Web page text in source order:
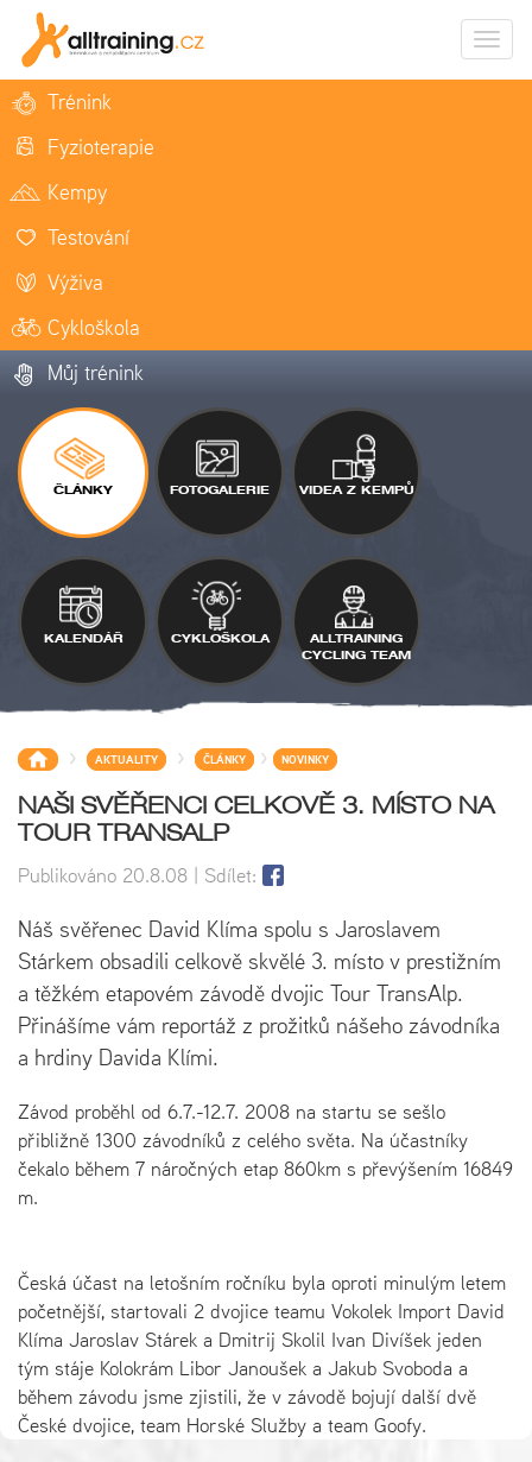
Trénink
Fyzioterapie
Kempy
Testování
Výživa
Cykloškola
Můj trénink
ČLÁNKY FOTOGALERIE VIDEA Z KEMPŮ
KALENDÁŘ CYKLOŠKOLA
ALLTRAINING
CYCLING TEAM
> AKTUALITY > ČLÁNKY > NOVINKY
NAŠI SVĚŘENCI CELKOVĚ 3. MÍSTO NA
TOUR TRANSALP
Publikováno 20.8.08 | Sdílet:
Náš svěřenec David Klíma spolu s Jaroslavem
Stárkem obsadili celkově skvělé 3. místo v prestižním
a těžkém etapovém závodě dvojic Tour TransAlp.
Přinášíme vám reportáž z prožitků nášeho závodníka
a hrdiny Davida Klími.
Závod proběhl od 6.7.-12.7. 2008 na startu se sešlo
přibližně 1300 závodníků z celého světa. Na účastníky
čekalo během 7 náročných etap 860km s převýšením 16849
m.
Česká účast na letošním ročníku byla oproti minulým letem
početnější, startovali 2 dvojice teamu Vokolek Import David
Klíma Jaroslav Stárek a Dmitrij Skolil Ivan Divíšek jeden
tým stáje Kolokrám Libor Janoušek a Jakub Svoboda a
během závodu jsme zjistili, že v závodě bojují další dvě
České dvojice, team Horské Služby a team Goofy.